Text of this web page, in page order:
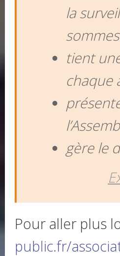
la
tient
chaque
gère le
Pour aller plus
public.fr/